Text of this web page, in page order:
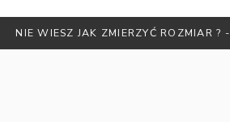
NIE WIESZ JAK ZMIERZYĆ ROZMIAR ? -